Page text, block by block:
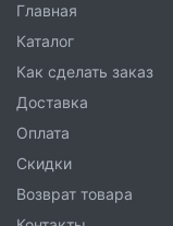
Главная
Каталог
Как сделать заказ
Доставка
Оплата
Скидки
Возврат товара